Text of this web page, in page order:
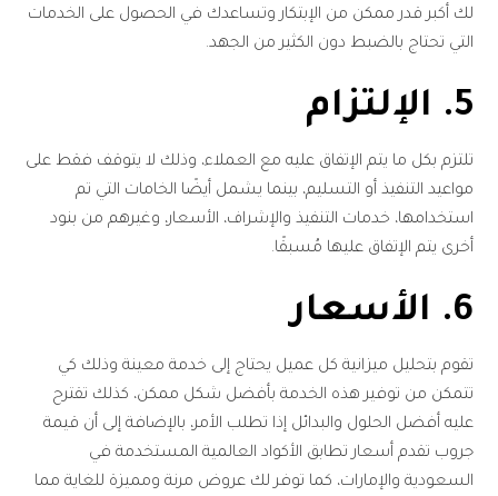
لك أكبر قدر ممكن من الإبتكار وتساعدك في الحصول على الخدمات
التي تحتاج بالضبط دون الكثير من الجهد.
5. الإلتزام
تلتزم بكل ما يتم الإتفاق عليه مع العملاء، وذلك لا يتوقف فقط على
مواعيد التنفيذ أو التسليم، بينما يشمل أيضًا الخامات التي تم
استخدامها، خدمات التنفيذ والإشراف، الأسعار، وغيرهم من بنود
أخرى يتم الإتفاق عليها مُسبقًا.
6. الأسعار
تقوم بتحليل ميزانية كل عميل يحتاج إلى خدمة معينة وذلك كي
تتمكن من توفير هذه الخدمة بأفضل شكل ممكن، كذلك تقترح
عليه أفضل الحلول والبدائل إذا تطلب الأمر، بالإضافة إلى أن قيمة
جروب تقدم أسعار تطابق الأكواد العالمية المستخدمة في
السعودية والإمارات، كما توفر لك عروض مرنة ومميزة للغاية مما